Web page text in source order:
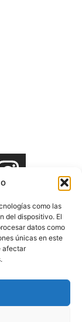
como las
del dispositivo. El
datos como
únicas en este
afectar